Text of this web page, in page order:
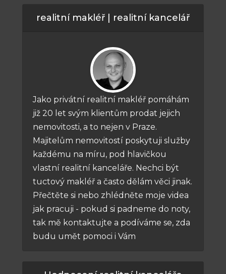
realitní makléř | realitní kancelář
Jako privátní realitní makléř pomáhám
již 20 let svým klientům prodat jejich
nemovitosti, a to nejen v Praze.
Majitelům nemovitostí poskytuji služby
každému na míru, pod hlavičkou
vlastní realitní kanceláře. Nechci být
tuctový makléř a často dělám věci jinak.
Přečtěte si nebo zhlédněte moje videa
jak pracuji - pokud si padneme do noty,
tak mě kontaktujte a podíváme se, zda
budu umět pomoci i Vám